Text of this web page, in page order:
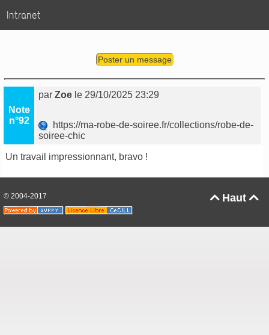
Intranet
Poster un message
Note
n°92
parZoe le 29/10/2025 23:29
https://ma-robe-de-soiree.fr/collections/robe-de-
soiree-chic
Un travail impressionnant, bravo !
Haut 
© 2004-2017